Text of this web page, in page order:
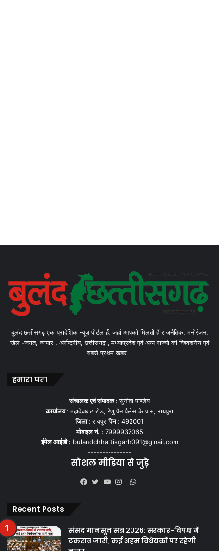
बुलंद छत्तीसगढ़ एक प्रादेशिक न्यूज़ पोर्टल हैं, जहां आपको मिलती हैं राजनैतिक, मनोरंजन,
खेल -जगत, व्यापार , अंर्राष्ट्रीय, छत्तीसगढ़ , मध्याप्रदेश एवं अन्य राज्यो की विश्वशनीय एवं
सबसे प्रथम खबर ।
हमारा पता
संचालक एवं संपादक :सुनीता पाण्डेय
कार्यालय : महादेवघाट रोड, रेणु पैन पैलेस के पास, रायपुरा
जिला : रायपुरपिन : 492001
मोबाइल नं. : 7999937065
ईमेल आईडी : bulandchhattisgarh091@gmail.com
---------------
सोशल मीडिया से जुड़े
WhatsApp
Recent Posts
संसद मानसून सत्र 2026: सरकार-विपक्ष में
टकराव जारी, कई अहम विधेयकों पर रहेगी